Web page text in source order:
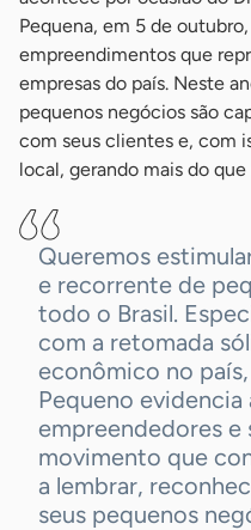
Pequena, em 5 de
empreendimentos que
empresas do país. Neste
pequenos negócios são
com seus clientes e, com
local, gerando mais do
Queremos
e recorrente de
todo o Brasil.
com a retomada
econômico no
Pequeno
empreendedores e
movimento que
a lembrar,
seus pequenos